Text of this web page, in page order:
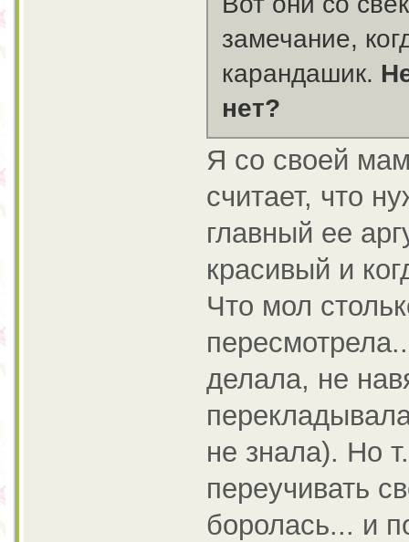
замечание,
карандашик.
нет?
Я со своей
считает, что
главный ее
красивый и
Что мол
делала, не
не знала). Но
переучивать
боролась... и